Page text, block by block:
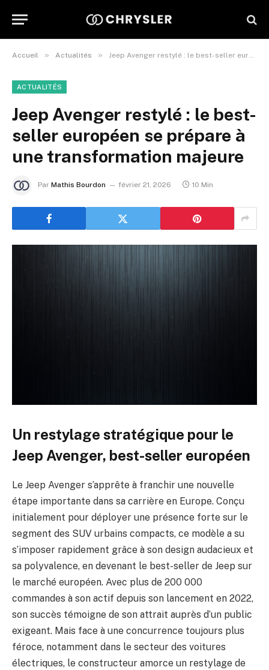
Accueil » Actualités » Jeep Avenger restylé : le best-seller européen se prépare à une transformation majeure
ACTUALITÉS
Jeep Avenger restylé : le best-
seller européen se prépare à
une transformation majeure
Par Mathis Bourdon février 21, 2026 10 Min
Un restylage stratégique pour le
Jeep Avenger, best-seller européen
Le Jeep Avenger s’apprête à franchir une nouvelle
étape importante dans sa carrière en Europe. Conçu
initialement pour déployer une présence forte sur le
segment des SUV urbains compacts, ce modèle a su
s’imposer rapidement grâce à son design audacieux et
sa polyvalence, en devenant le best-seller de Jeep sur
le marché européen. Avec plus de 200 000
commandes à son actif depuis son lancement en 2022,
son succès témoigne de son attrait auprès d’un public
exigeant. Mais face à une concurrence toujours plus
féroce, notamment dans le secteur des voitures
électriques, le constructeur amorce un restylage de